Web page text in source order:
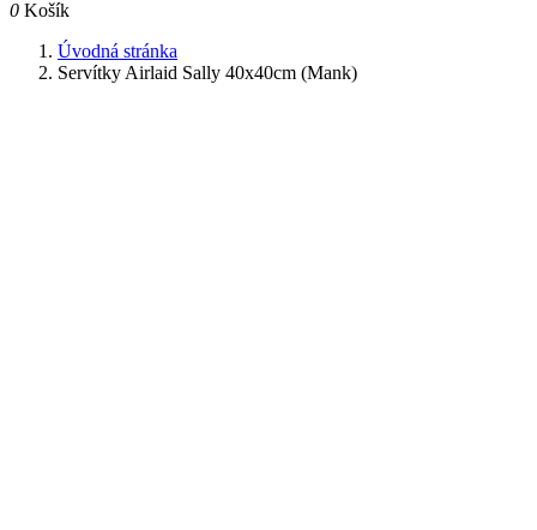
0 Košík
Úvodná stránka
Servítky Airlaid Sally 40x40cm (Mank)